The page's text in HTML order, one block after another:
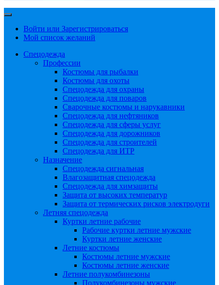
Войти или Зарегистрироваться
Мой список желаний
Спецодежда
Профессии
Костюмы для рыбалки
Костюмы для охоты
Спецодежда для охраны
Спецодежда для поваров
Сварочные костюмы и нарукавники
Спецодежда для нефтяников
Спецодежда для сферы услуг
Спецодежда для дорожников
Спецодежда для строителей
Спецодежда для ИТР
Назначение
Спецодежда сигнальная
Влагозащитная спецодежда
Спецодежда для химзащиты
Защита от высоких температур
Защита от термических рисков электродуги
Летняя спецодежда
Куртки летние рабочие
Рабочие куртки летние мужские
Куртки летние женские
Летние костюмы
Костюмы летние мужские
Костюмы летние женские
Летние полукомбинезоны
Полукомбинезоны мужские